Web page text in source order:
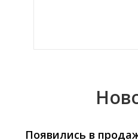
Появились в